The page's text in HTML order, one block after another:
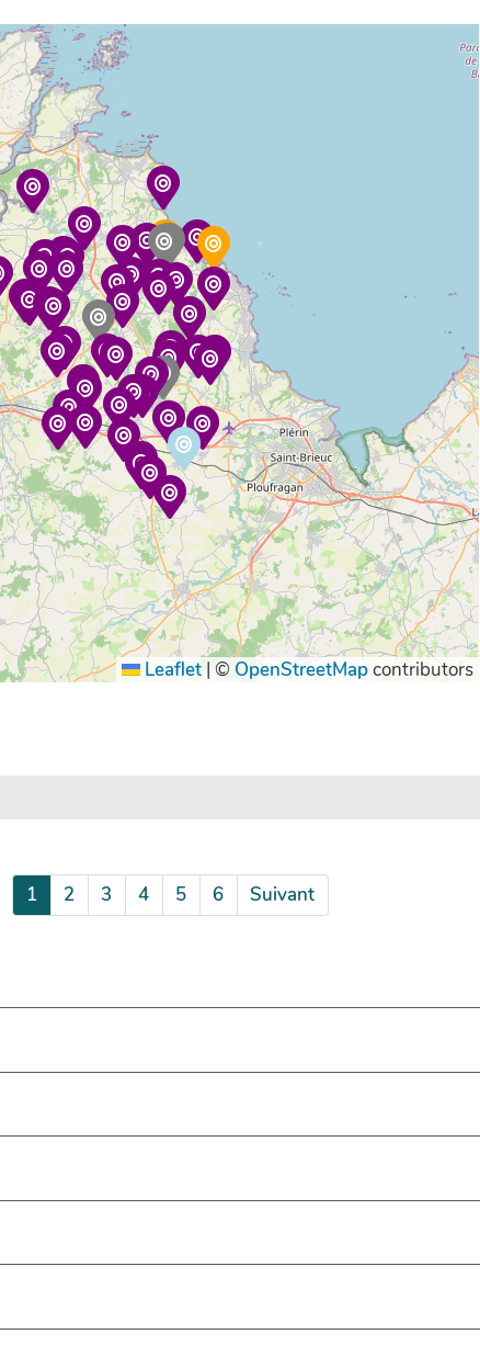
Leaflet | © OpenStreetMapcontributors
1 2 3 4 5 6 Suivant